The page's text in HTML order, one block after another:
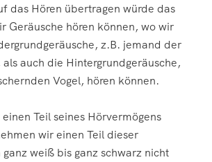
das Hören übertragen würde das
Geräusche hören können, wo wir
z.B. jemand der
auch die Hintergrundgeräusche,
Vogel, hören können.
Teil seines Hörvermögens
wir einen Teil dieser
weiß bis ganz schwarz nicht